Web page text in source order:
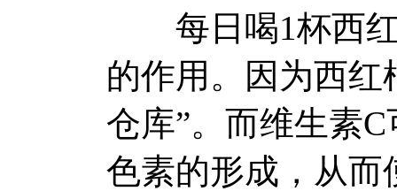
每日喝1杯西红
的作用。因为西红
仓库”。而维生素
色素的形成，从而